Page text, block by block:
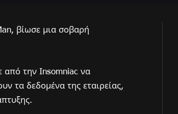
βίωσε μια σοβαρή
από την Insomniac να
τα δεδομένα της εταιρείας,